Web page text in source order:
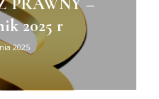
PRAWNY –
2025 r
2025